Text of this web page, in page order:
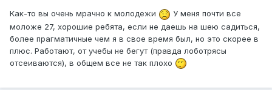
Как-то вы очень мрачно к молодежи
У меня почти все
моложе 27, хорошие ребята, если не даешь на шею садиться,
более прагматичные чем я в свое время был, но это скорее в
плюс. Работают, от учебы не бегут (правда лоботрясы
отсеиваются), в общем все не так плохо